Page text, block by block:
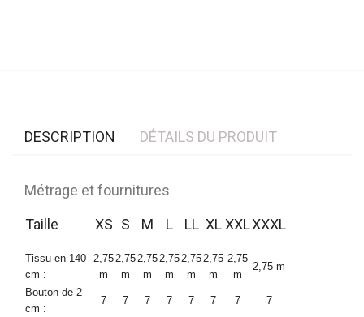
DESCRIPTION DÉTAILS DU PRODUIT
Métrage et fournitures
Taille
XS S M L LL XL XXLXXXL
Tissu en 140
cm :
2,75
m
2,75
m
2,75
m
2,75
m
2,75
m
2,75
m
2,75
m
2,75 m
Bouton de 2
cm :
7 7 7 7 7 7 7 7